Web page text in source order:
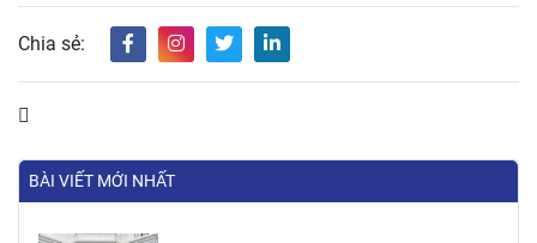
Chia sẻ:
BÀI VIẾT MỚI NHẤT